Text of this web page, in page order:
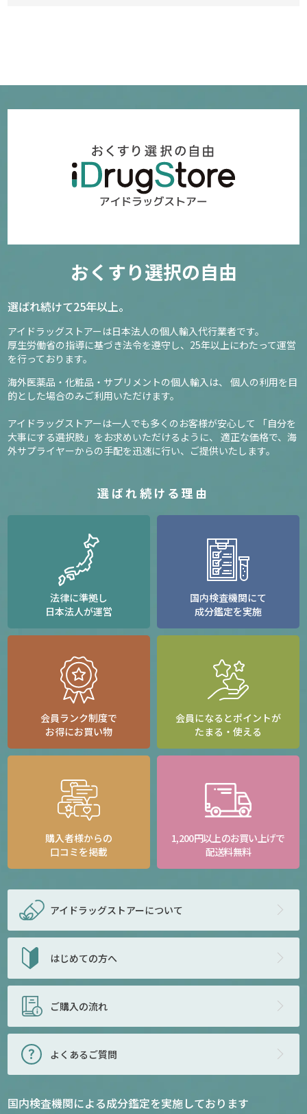
おくすり選択の自由
選ばれ続けて25年以上。
アイドラッグストアーは日本法人の個人輸入代行業者です。
厚生労働省の指導に基づき法令を遵守し、 25年以上にわたって運営
を行っております。
海外医薬品・化粧品・サプリメントの個人輸入は、
個人の利用を目
的とした場合のみご利用いただけます。
アイドラッグストアーは一人でも多くのお客様が安心して
「自分を
大事にする選択肢」をお求めいただけるように、
適正な価格で、海
外サプライヤーからの手配を迅速に行い、ご提供いたします。
選ばれ続ける理由
法律に準拠し
日本法人が運営
国内検査機関にて
成分鑑定を実施
会員ランク制度で
お得にお買い物
会員になるとポイントが
たまる・使える
購入者様からの
口コミを掲載
1,200円以上のお買い上げで
配送料無料
アイドラッグストアーについて
はじめての方へ
ご購入の流れ
よくあるご質問
国内検査機関による成分鑑定を実施しております